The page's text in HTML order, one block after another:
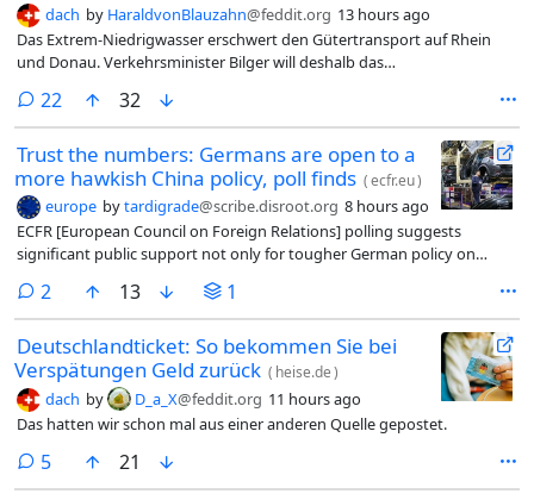
dach by HaraldvonBlauzahn@feddit.org 13 hours ago
Das Extrem-Niedrigwasser erschwert den Gütertransport auf Rhein
und Donau. Verkehrsminister Bilger will deshalb das
aufheben.
22 comments
32
Trust the numbers: Germans are open to a
more hawkish China policy, poll finds (ecfr.eu)
europe bytardigrade@scribe.disroot.org 8 hours ago
ECFR [European Council on Foreign Relations] polling suggests
significant public support not only for tougher German policy on
together.
2 comments
13 1
Deutschlandticket: So bekommen Sie bei
Verspätungen Geld zurück ( heise.de)
dach by D_a_X@feddit.org 11 hours ago
Das hatten wir schon mal aus einer anderen Quelle gepostet.
5comments
21